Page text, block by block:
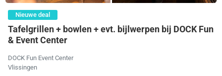
Nieuwe deal
Tafelgrillen + bowlen + evt. bijlwerpen bij DOCK Fun
& Event Center
DOCK Fun Event Center
Vlissingen